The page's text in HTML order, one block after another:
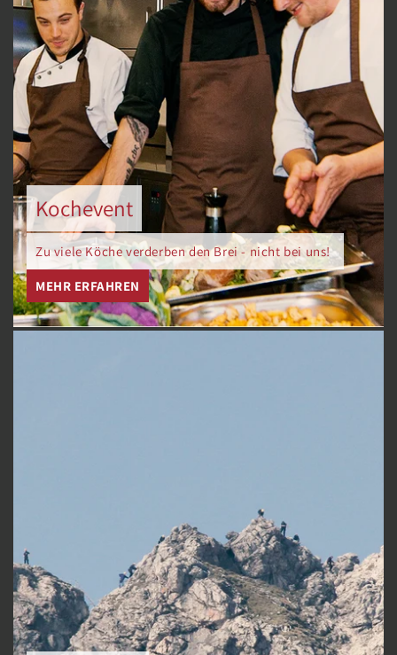
Kochevent
Zu viele Köche verderben den Brei - nicht bei uns!
MEHR ERFAHREN